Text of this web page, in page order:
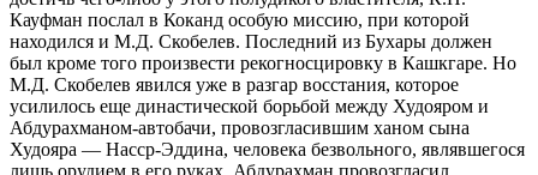
Кауфман послал в Коканд особую миссию, при которой
находился и М.Д. Скобелев. Последний из Бухары должен
был кроме того произвести рекогносцировку в Кашкгаре. Но
М.Д. Скобелев явился уже в разгар восстания, которое
усилилось еще династической борьбой между Худояром и
Абдурахманом-автобачи, провозгласившим ханом сына
Худояра — Насср-Эддина, человека безвольного, являвшегося
лишь орудием в его руках. Абдурахман провозгласил